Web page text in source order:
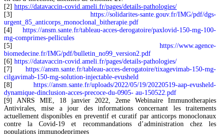
[2] https://datavaccin-covid.ameli.fr/pages/details-pathologies/
[3] https://solidarites-sante.gouv.fr/IMG/pdf/dgs-
urgent_85_anticorps_monoclonal_bitherapie.pdf
[4] https://ansm.sante.fr/tableau-acces-derogatoire/paxlovid-150-mg-100-
mg-comprimes-pellicules
[5] https://www.agence-
biomedecine.fr/IMG/pdf/bulletin_no99_version2.pdf
[6] https://datavaccin-covid.ameli.fr/pages/details-pathologies/
[7] https://ansm.sante.fr/tableau-acces-derogatoire/tixagevimab-150-mg-
cilgavimab-150-mg-solution-injectable-evusheld
[8] https://ansm.sante.fr/uploads/2022/05/19/20220519-aap-evusheld-
dynamique-dinclusion-acces-precoce-du-0905- au-150522.pdf
[9] ANRS MIE, 18 janvier 2022, 2eme Webinaire Immunotherapies
Antivirales, mise a jour des informations concernant les traitements
actuellement disponibles en preventif et curatif par anticorps monoclonaux
contre la Covid-19 et recommandations d’administration chez les
populations immunodeprimees